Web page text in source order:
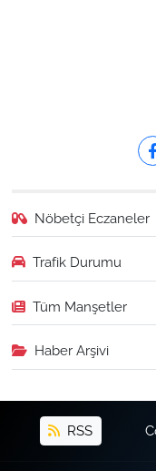
Nöbetçi Eczaneler
Trafik Durumu
Tüm Manşetler
Haber Arşivi
RSS